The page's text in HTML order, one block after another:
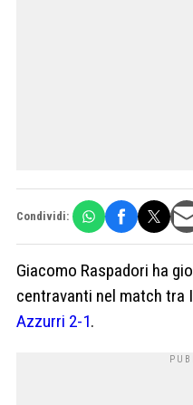
Condividi:
Giacomo Raspadori ha
centravanti nel match tra
Azzurri 2-1.